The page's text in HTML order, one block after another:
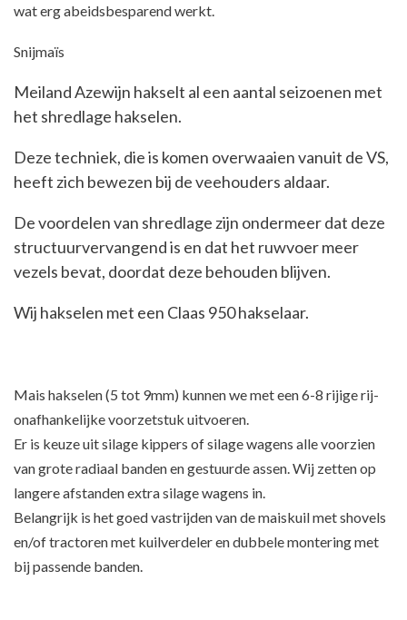
wat erg abeidsbesparend werkt.
Snijmaïs
Meiland Azewijn hakselt al een aantal seizoenen met
het shredlage hakselen.
Deze techniek, die is komen overwaaien vanuit de VS,
heeft zich bewezen bij de veehouders aldaar.
De voordelen van shredlage zijn ondermeer dat deze
structuurvervangend is en dat het ruwvoer meer
vezels bevat, doordat deze behouden blijven.
Wij hakselen met een Claas 950 hakselaar.
Mais hakselen (5 tot 9mm) kunnen we met een 6-8 rijige rij-
onafhankelijke voorzetstuk uitvoeren.
Er is keuze uit silage kippers of silage wagens alle voorzien
van grote radiaal banden en gestuurde assen. Wij zetten op
langere afstanden extra silage wagens in.
Belangrijk is het goed vastrijden van de maiskuil met shovels
en/of tractoren met kuilverdeler en dubbele montering met
bij passende banden.